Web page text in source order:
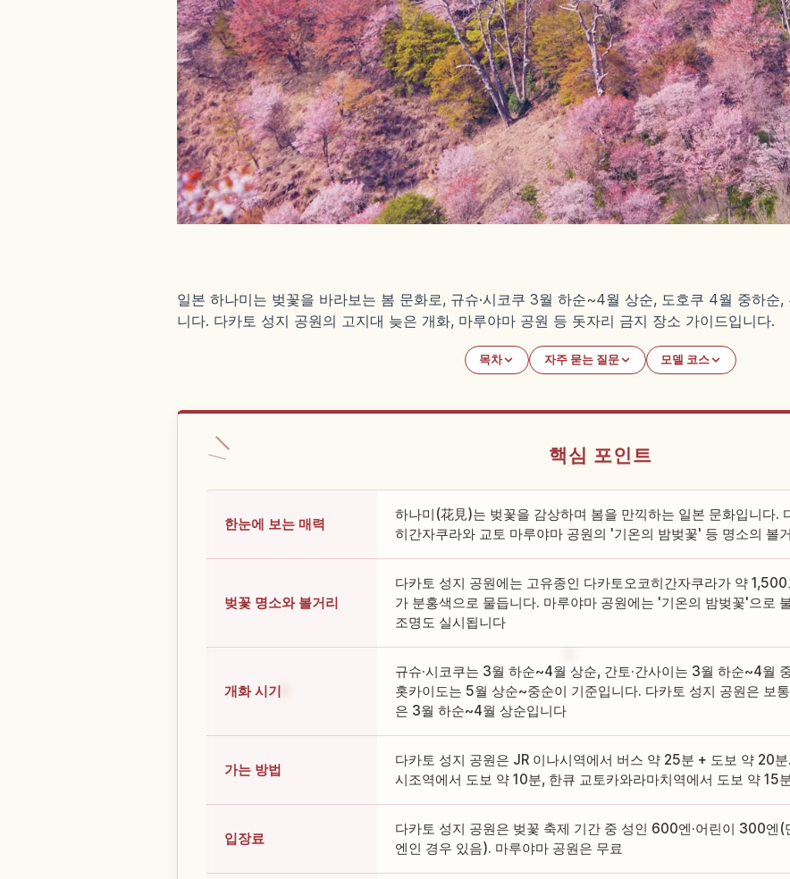
일본 하나미는 벚꽃을 바라보는 봄 문화로, 규슈·시코쿠 3월 하순~4월 상순, 도호쿠 4월 중하순
니다. 다카토 성지 공원의 고지대 늦은 개화, 마루야마 공원 등 돗자리 금지 장소 가이드입니다.
목차 자주 묻는 질문 모델 코스
핵심 포인트
한눈에 보는 매력
하나미(花見)는 벚꽃을 감상하며 봄을 만끽하는 일본 문화입니다.
히간자쿠라와 교토 마루야마 공원의 '기온의 밤벚꽃' 등 명소의 볼
벚꽃 명소와 볼거리
다카토 성지 공원에는 고유종인 다카토오코히간자쿠라가 약
가 분홍색으로 물듭니다. 마루야마 공원에는 '기온의 밤벚꽃'으로
조명도 실시됩니다
개화 시기
규슈·시코쿠는 3월 하순~4월 상순, 간토·간사이는 3월 하순~4월
홋카이도는 5월 상순~중순이 기준입니다. 다카토 성지 공원은 보
은 3월 하순~4월 상순입니다
가는 방법
다카토 성지 공원은 JR 이나시역에서 버스 약 25분 + 도보 약 20
시조역에서 도보 약 10분, 한큐 교토카와라마치역에서 도보 약 15
입장료
다카토 성지 공원은 벚꽃 축제 기간 중 성인 600엔·어린이 300엔
엔인 경우 있음). 마루야마 공원은 무료